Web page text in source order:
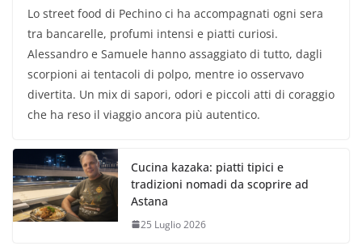
Lo street food di Pechino ci ha accompagnati ogni sera
tra bancarelle, profumi intensi e piatti curiosi.
Alessandro e Samuele hanno assaggiato di tutto, dagli
scorpioni ai tentacoli di polpo, mentre io osservavo
divertita. Un mix di sapori, odori e piccoli atti di coraggio
che ha reso il viaggio ancora più autentico.
Cucina kazaka: piatti tipici e
tradizioni nomadi da scoprire ad
Astana
25 Luglio 2026